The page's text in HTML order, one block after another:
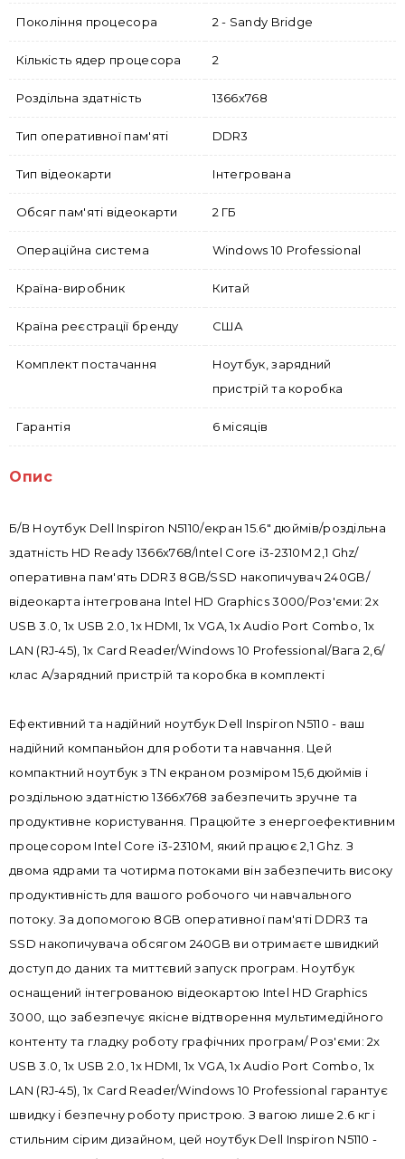
Покоління процесора 2 - Sandy Bridge
Кількість ядер процесора 2
Роздільна здатність 1366x768
Тип оперативної пам'яті DDR3
Тип відеокарти Інтегрована
Обсяг пам'яті відеокарти 2 ГБ
Операційна система Windows 10 Professional
Країна-виробник Китай
Країна реєстрації бренду США
Комплект постачання
Ноутбук, зарядний
пристрій та коробка
Гарантія 6 місяців
Опис
Б/В Ноутбук Dell Inspiron N5110/екран 15.6" дюймів/роздільна
здатність HD Ready 1366х768/Intel Core i3-2310M 2,1 Ghz/
оперативна пам'ять DDR3 8GB/SSD накопичувач 240GB/
відеокарта інтегрована Intel HD Graphics 3000/Роз'єми: 2x
USB 3.0, 1x USB 2.0, 1x HDMI, 1x VGA, 1x Audio Port Combo, 1x
LAN (RJ-45), 1x Card Reader/Windows 10 Professional/Вага 2,6/
клас A/зарядний пристрій та коробка в комплекті
Ефективний та надійний ноутбук Dell Inspiron N5110 - ваш
надійний компаньйон для роботи та навчання. Цей
компактний ноутбук з TN екраном розміром 15,6 дюймів і
роздільною здатністю 1366x768 забезпечить зручне та
продуктивне користування. Працюйте з енергоефективним
процесором Intel Core i3-2310M, який працює 2,1 Ghz. З
двома ядрами та чотирма потоками він забезпечить високу
продуктивність для вашого робочого чи навчального
потоку. За допомогою 8GB оперативної пам'яті DDR3 та
SSD накопичувача обсягом 240GB ви отримаєте швидкий
доступ до даних та миттєвий запуск програм. Ноутбук
оснащений інтегрованою відеокартою Intel HD Graphics
3000, що забезпечує якісне відтворення мультимедійного
контенту та гладку роботу графічних програм/ Роз'єми: 2x
USB 3.0, 1x USB 2.0, 1x HDMI, 1x VGA, 1x Audio Port Combo, 1x
LAN (RJ-45), 1x Card Reader/Windows 10 Professional гарантує
швидку і безпечну роботу пристрою. З вагою лише 2.6 кг і
стильним сірим дизайном, цей ноутбук Dell Inspiron N5110 -